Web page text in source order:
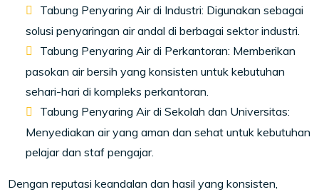
Tabung Penyaring Air di Industri: Digunakan sebagai
solusi penyaringan air andal di berbagai sektor industri.
Tabung Penyaring Air di Perkantoran: Memberikan
pasokan air bersih yang konsisten untuk kebutuhan
sehari-hari di kompleks perkantoran.
Tabung Penyaring Air di Sekolah dan Universitas:
Menyediakan air yang aman dan sehat untuk kebutuhan
pelajar dan staf pengajar.
Dengan reputasi keandalan dan hasil yang konsisten,